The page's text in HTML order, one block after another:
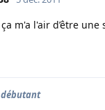
m'a l'air d’être